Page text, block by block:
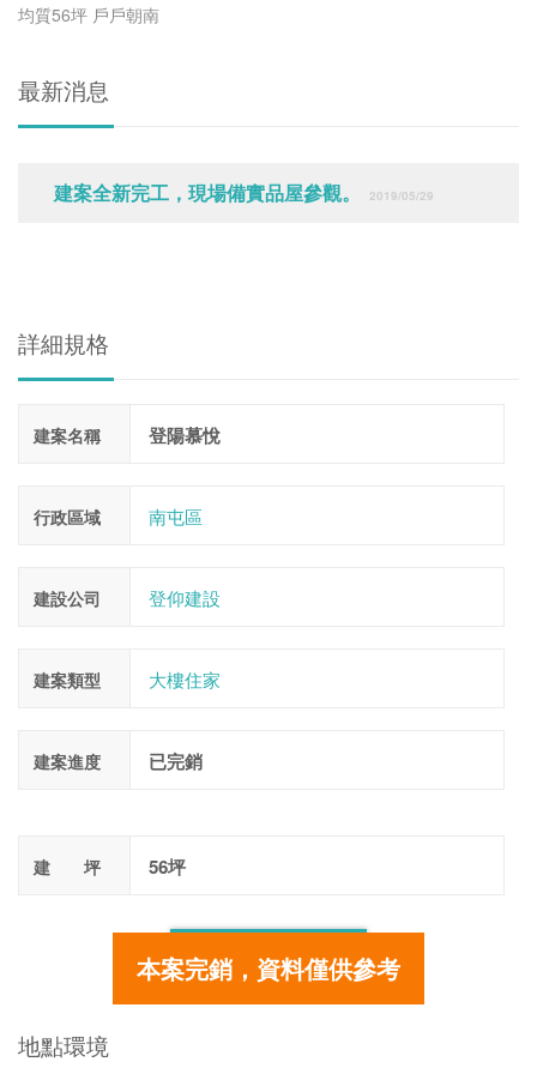
本案完銷，資料僅供參考
均質56坪 戶戶朝南
最新消息
建案全新完工，現場備實品屋參觀。 2019/05/29
詳細規格
建案名稱 登陽慕悅
行政區域 南屯區
建設公司 登仰建設
建案類型 大樓住家
建案進度 已完銷
建 坪 56坪
更多細節
地點環境